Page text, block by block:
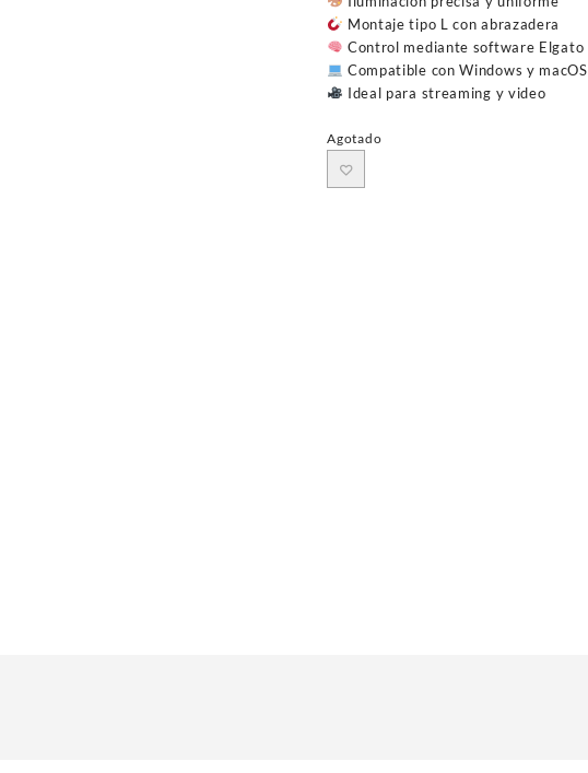
Montaje tipo L con abrazadera
Control mediante software Elgato
Compatible con Windows y macOS
Ideal para streaming y video
Agotado